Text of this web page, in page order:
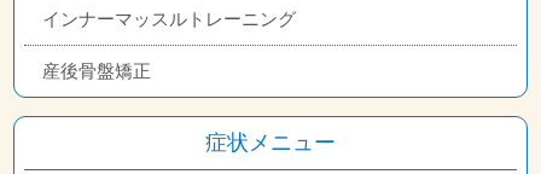
インナーマッスルトレーニング
産後骨盤矯正
症状メニュー